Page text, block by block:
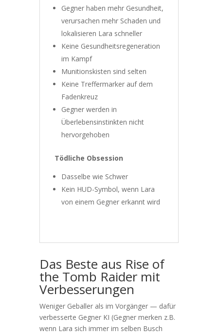
Gegner haben mehr Gesundheit,
verursachen mehr Schaden und
lokalisieren Lara schneller
Keine Gesundheitsregeneration
im Kampf
Munitionskisten sind selten
Keine Treffermarker auf dem
Fadenkreuz
Gegner werden in
Überlebensinstinkten nicht
hervorgehoben
Tödliche Obsession
Dasselbe wie Schwer
Kein HUD-Symbol, wenn Lara
von einem Gegner erkannt wird
Das Beste aus Rise of
the Tomb Raidermit
Verbesserungen
Weniger Geballer als im Vorgänger — dafür
verbesserte Gegner KI (Gegner merken z.B.
wenn Lara sich immer im selben Busch